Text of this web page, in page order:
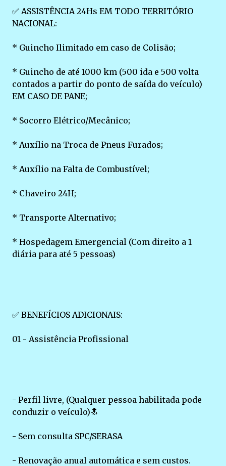
✅ ASSISTÊNCIA 24Hs EM TODO TERRITÓRIO
NACIONAL:
* Guincho Ilimitado em caso de Colisão;
* Guincho de até 1000 km (500 ida e 500 volta
contados a partir do ponto de saída do veículo)
EM CASO DE PANE;
* Socorro Elétrico/Mecânico;
* Auxílio na Troca de Pneus Furados;
* Auxílio na Falta de Combustível;
* Chaveiro 24H;
* Transporte Alternativo;
* Hospedagem Emergencial (Com direito a 1
diária para até 5 pessoas)
✅ BENEFÍCIOS ADICIONAIS:
01 - Assistência Profissional
- Perfil livre, (Qualquer pessoa habilitada pode
conduzir o veículo)🔝
- Sem consulta SPC/SERASA
- Renovação anual automática e sem custos.